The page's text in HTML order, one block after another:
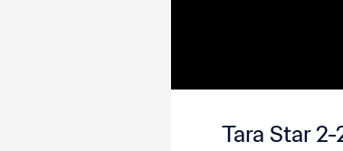
Tara Star